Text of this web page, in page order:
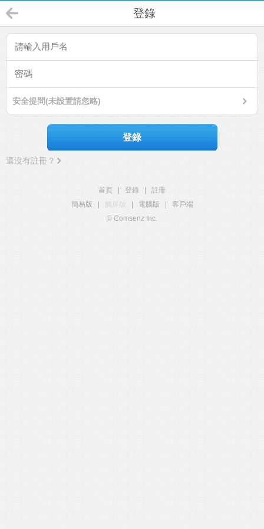
登錄
安全提問(未設置請忽略)
登錄
還沒有註冊？
首頁 登錄
註冊
簡易版
觸屏版 電腦版
客戶端
© Comsenz Inc.